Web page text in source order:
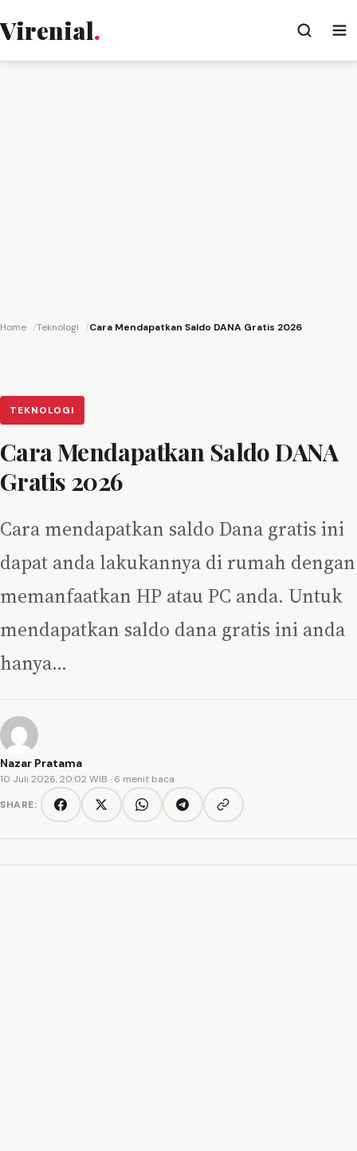
Virenial.
Home Teknologi Cara Mendapatkan Saldo DANA Gratis 2026
TEKNOLOGI
Cara Mendapatkan Saldo DANA
Gratis 2026
Cara mendapatkan saldo Dana gratis ini
dapat anda lakukannya di rumah dengan
memanfaatkan HP atau PC anda. Untuk
mendapatkan saldo dana gratis ini anda
hanya…
Nazar Pratama
10 Juli 2026, 20:02 WIB · 6 menit baca
SHARE:
FacebookTwitter/XWhatsAppTelegramCopy link